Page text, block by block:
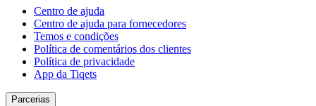
Centro de ajuda
Centro de ajuda para fornecedores
Temos e condições
Política de comentários dos clientes
Política de privacidade
App da Tiqets
Parcerias